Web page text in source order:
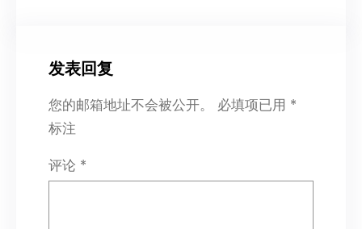
发表回复
您的邮箱地址不会被公开。 必填项已用 *
标注
评论 *